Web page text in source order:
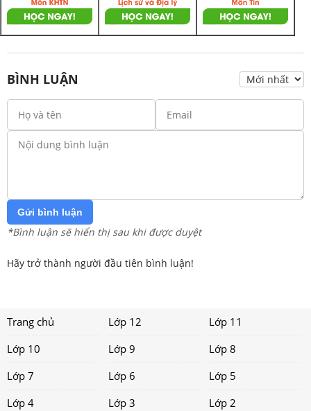
BÌNH LUẬN
Gửi bình luận
*Bình luận sẽ hiển thị sau khi được duyệt
Hãy trở thành người đầu tiên bình luận!
Trang chủ Lớp 12
Lớp 11
Lớp 10
Lớp 9
Lớp 8
Lớp 7
Lớp 6
Lớp 5
Lớp 4
Lớp 3 Lớp 2